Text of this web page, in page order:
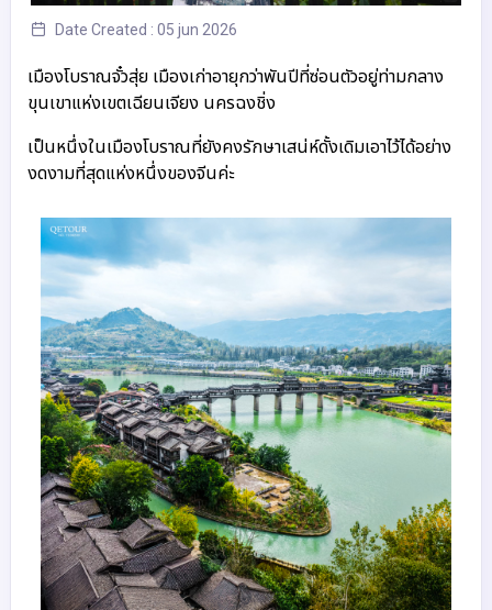
Date Created : 05 jun 2026
เมืองโบราณจั๋วสุ่ย เมืองเก่าอายุกว่าพันปีที่ซ่อนตัวอยู่ท่ามกลาง
ขุนเขาแห่งเขตเฉียนเจียง นครฉงชิ่ง
เป็นหนึ่งในเมืองโบราณที่ยังคงรักษาเสน่ห์ดั้งเดิมเอาไว้ได้อย่าง
งดงามที่สุดแห่งหนึ่งของจีนค่ะ